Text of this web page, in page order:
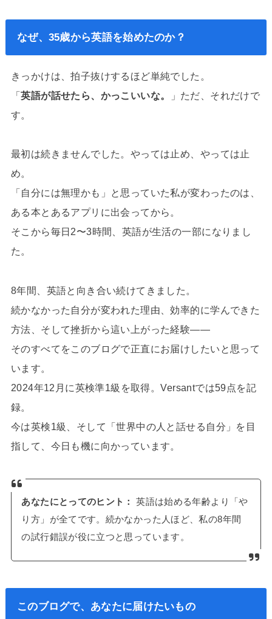
なぜ、35歳から英語を始めたのか？
きっかけは、拍子抜けするほど単純でした。
「英語が話せたら、かっこいいな。
」ただ、それだけで
す。
最初は続きませんでした。やっては止め、やっては止
め。
「自分には無理かも」と思っていた私が変わったのは、
ある本とあるアプリに出会ってから。
そこから毎日2〜3時間、英語が生活の一部になりまし
た。
8年間、英語と向き合い続けてきました。
続かなかった自分が変われた理由、効率的に学んできた
方法、そして挫折から這い上がった経験——
そのすべてをこのブログで正直にお届けしたいと思って
います。
2024年12月に英検準1級を取得。Versantでは59点を記
録。
今は英検1級、そして「世界中の人と話せる自分」を目
指して、今日も機に向かっています。
あなたにとってのヒント：
英語は始める年齢より「や
り方」が全てです。続かなかった人ほど、私の8年間
の試行錯誤が役に立つと思っています。
このブログで、あなたに届けたいもの